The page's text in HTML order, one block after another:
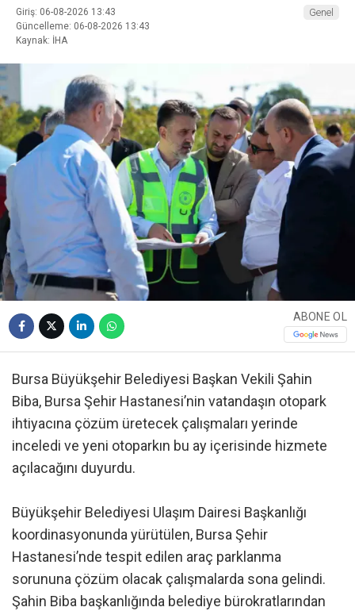
Giriş: 06-08-2026 13:43
Güncelleme: 06-08-2026 13:43
Kaynak: İHA
Genel
ABONE OL
Bursa Büyükşehir Belediyesi Başkan Vekili Şahin
Biba, Bursa Şehir Hastanesi’nin vatandaşın otopark
ihtiyacına çözüm üretecek çalışmaları yerinde
inceledi ve yeni otoparkın bu ay içerisinde hizmete
açılacağını duyurdu.
Büyükşehir Belediyesi Ulaşım Dairesi Başkanlığı
koordinasyonunda yürütülen, Bursa Şehir
Hastanesi’nde tespit edilen araç parklanma
sorununa çözüm olacak çalışmalarda sona gelindi.
Şahin Biba başkanlığında belediye bürokratlarından